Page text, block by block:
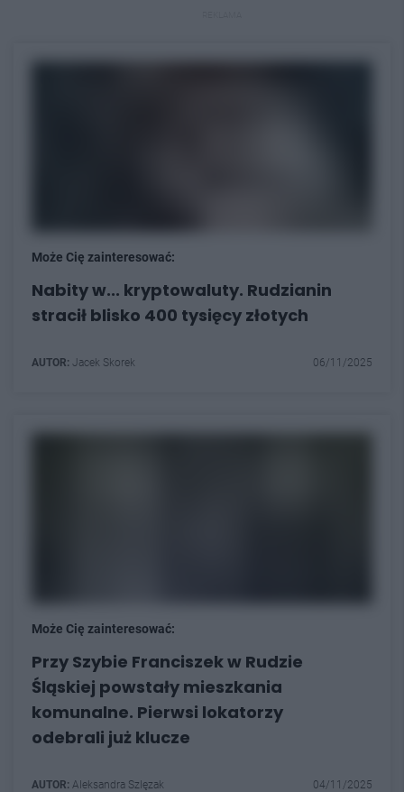
Może Cię zainteresować:
Nabity w... kryptowaluty. Rudzianin
stracił blisko 400 tysięcy złotych
AUTOR: Jacek Skorek 06/11/2025
Może Cię zainteresować:
Przy Szybie Franciszek w Rudzie
Śląskiej powstały mieszkania
komunalne. Pierwsi lokatorzy
odebrali już klucze
AUTOR: Aleksandra Szlęzak 04/11/2025